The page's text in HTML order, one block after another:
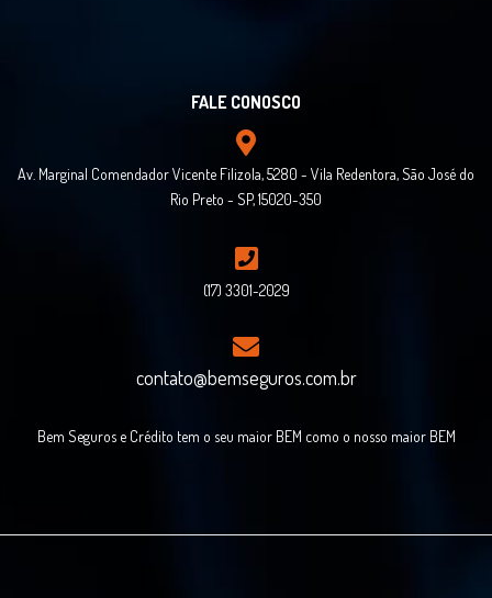
FALE CONOSCO
Av. Marginal Comendador Vicente Filizola, 5280 - Vila Redentora, São José do
Rio Preto - SP, 15020-350
(17) 3301-2029
contato@bemseguros.com.br
Bem Seguros e Crédito tem o seu maior BEM como o nosso maior BEM